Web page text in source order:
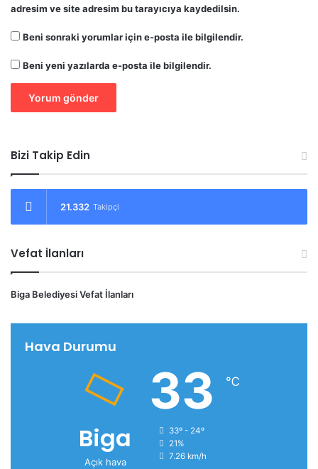
adresim ve site adresim bu tarayıcıya kaydedilsin.
Beni sonraki yorumlar için e-posta ile bilgilendir.
Beni yeni yazılarda e-posta ile bilgilendir.
Bizi Takip Edin
21.332 Takipçi
Vefat İlanları
Biga Belediyesi Vefat İlanları
Hava Durumu
Biga
Açık hava
33 ℃
33º - 24º
21%
7.26 km/h